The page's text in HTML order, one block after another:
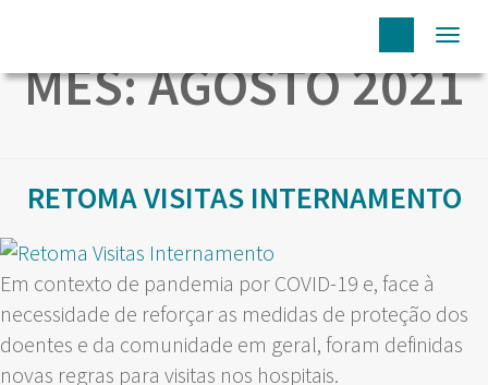
MÊS:AGOSTO 2021
RETOMA VISITAS INTERNAMENTO
Em contexto de pandemia por COVID-19 e, face à
necessidade de reforçar as medidas de proteção dos
doentes e da comunidade em geral, foram definidas
novas regras para visitas nos hospitais.